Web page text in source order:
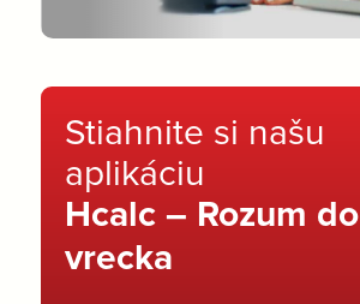
Stiahnite si našu
aplikáciu
Hcalc – Rozum do
vrecka